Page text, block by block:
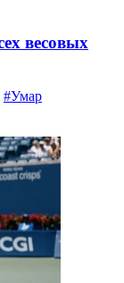
весовых
#Умар